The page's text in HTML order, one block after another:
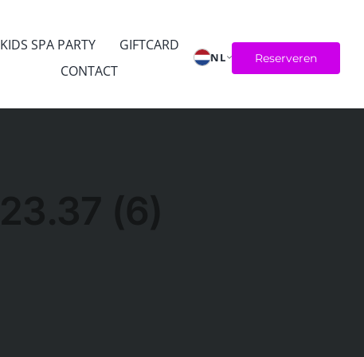
KIDS SPA PARTY
GIFTCARD
CONTACT
NL Reserveren